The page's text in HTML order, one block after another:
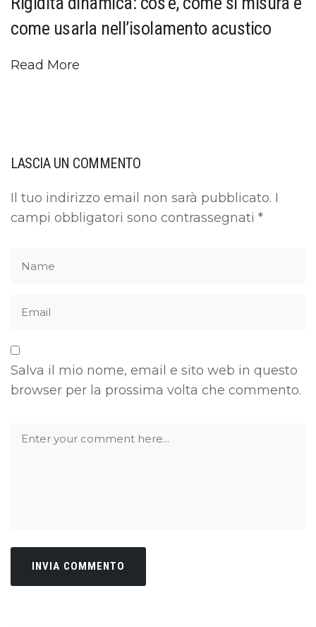
come usarla nell’isolamento acustico
Read More
LASCIA UN COMMENTO
Il tuo indirizzo email non sarà pubblicato. I
campi obbligatori sono contrassegnati *
Salva il mio nome, email e sito web in questo
browser per la prossima volta che commento.